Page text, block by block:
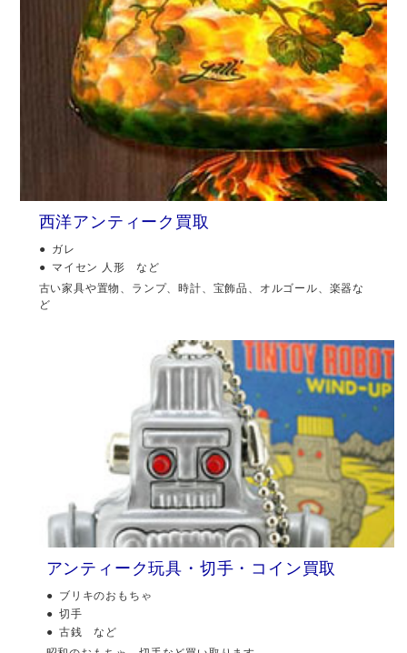
西洋アンティーク買取
ガレ
マイセン 人形 など
古い家具や置物、ランプ、時計、宝飾品、オルゴール、楽器な
ど
アンティーク玩具・切手・コイン買取
ブリキのおもちゃ
切手
古銭 など